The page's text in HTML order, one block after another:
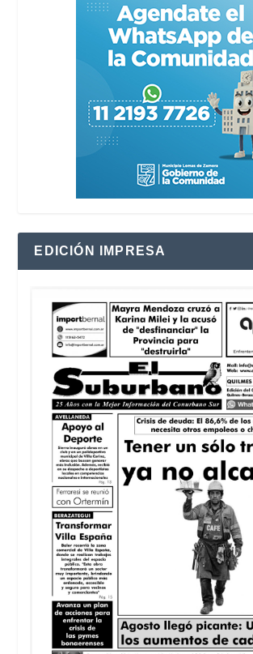
EDICIÓN IMPRESA